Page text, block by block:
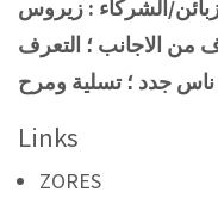
الشركاء : زيروس
الاجانب ؛ التعرف
جدد ؛ تسلية ومرح
Links
ZORES